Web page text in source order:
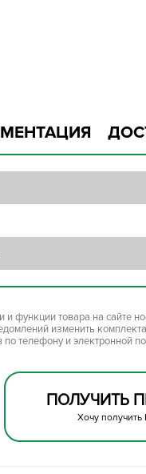
и функции товара на сайте
изменить
телефону и электронной
ПОЛУЧИТЬ
Хочу